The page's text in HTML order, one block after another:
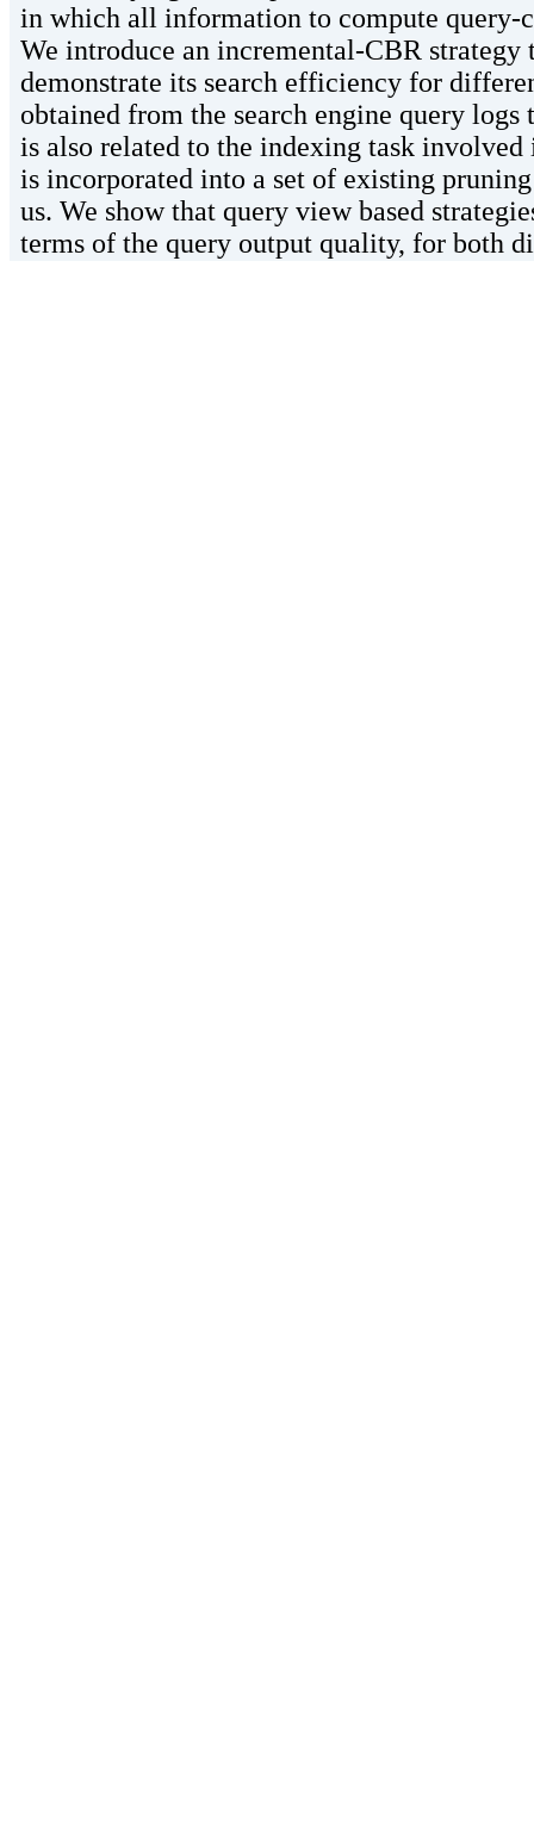
in which all information to compute query-
We introduce an incremental-CBR
demonstrate its search efficiency for
obtained from the search engine query
is also related to the indexing task
is incorporated into a set of existing
us. We show that query view based
terms of the query output quality, for both